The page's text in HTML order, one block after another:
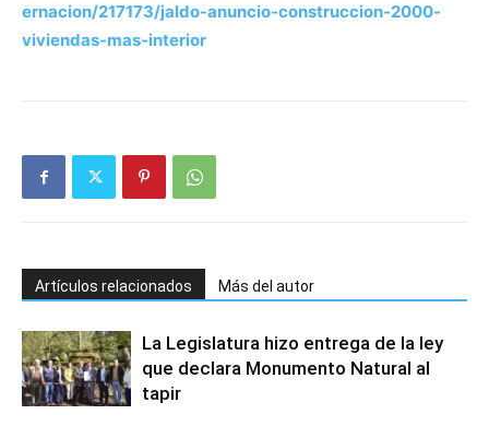
ernacion/217173/jaldo-anuncio-construccion-2000-
viviendas-mas-interior
Artículos relacionados Más del autor
La Legislatura hizo entrega de la ley
que declara Monumento Natural al
tapir